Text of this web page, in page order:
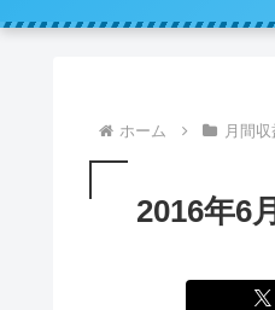
ホーム 月間収
2016年6